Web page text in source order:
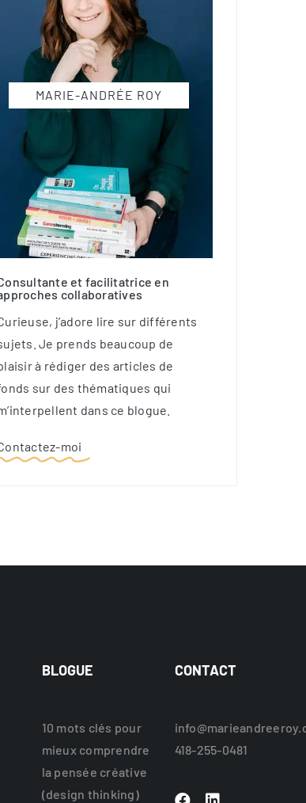
MARIE-ANDRÉE ROY
et facilitatrice en
collaboratives
j’adore lire sur différents
Je prends beaucoup de
à rédiger des articles de
sur des thématiques qui
dans ce blogue.
moi
BLOGUE
10 mots clés pour
mieux comprendre
la pensée créative
(design thinking)
CONTACT
418-255-0481